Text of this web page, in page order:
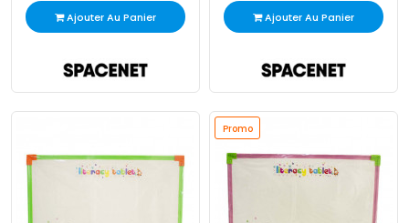
Ajouter Au Panier Ajouter Au Panier
Promo